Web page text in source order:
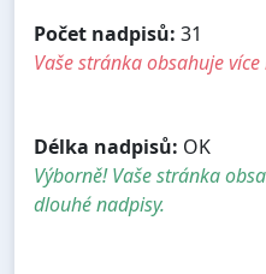
Počet nadpisů: 31
Vaše stránka obsahuje
Délka nadpisů: OK
Výborně! Vaše stránka
dlouhé nadpisy.